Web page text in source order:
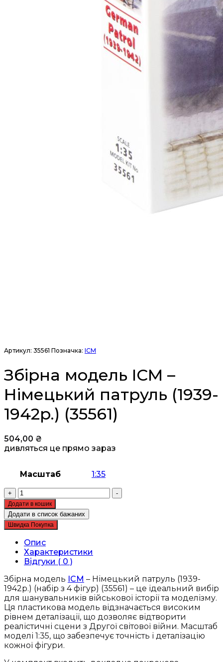
Артикул: 35561 Позначка: ICM
Збірна модель ICM –
Німецький патруль (1939-
1942р.) (35561)
504,00 ₴
дивляться це прямо зараз
Масштаб 1:35
+
Збірна
модель
ICM
-
Німецький
патруль
(1939-
1942р.)
(35561)
кількість
-
Додати в кошик
Додати в список бажаних
Швидка Покупка
Опис
Характеристики
Відгуки ( 0 )
Збірна модель ICM – Німецький патруль (1939-
1942р.) (набір з 4 фігур) (35561) – це ідеальний вибір
для шанувальників військової історії та моделізму.
Ця пластикова модель відзначається високим
рівнем деталізації, що дозволяє відтворити
реалістичні сцени з Другої світової війни. Масштаб
моделі 1:35, що забезпечує точність і деталізацію
кожної фігури.